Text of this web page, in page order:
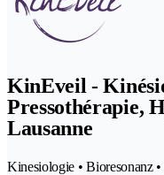
KinEveil -
Pressothérapie,
Lausanne
Kinesiologie • Bioresonanz